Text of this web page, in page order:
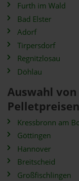
Furth im Wald
Bad Elster
Adorf
Tirpersdorf
Regnitzlosau
Döhlau
Auswahl
Pelletpreisen
Kressbronn am
Göttingen
Hannover
Breitscheid
Großfischlingen